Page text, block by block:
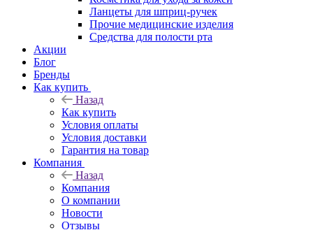
Ланцеты для шприц-ручек
Прочие медицинские изделия
Средства для полости рта
Акции
Блог
Бренды
Как купить
Назад
Как купить
Условия оплаты
Условия доставки
Гарантия на товар
Компания
Назад
Компания
О компании
Новости
Отзывы